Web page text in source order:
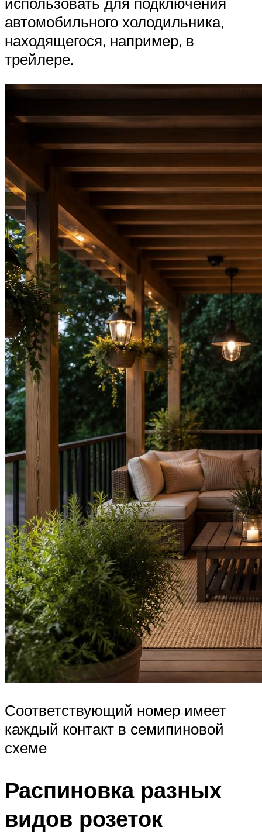
автомобильного холодильника,
находящегося, например, в
трейлере.
Соответствующий номер имеет
каждый контакт в семипиновой
схеме
Распиновка разных
видов розеток